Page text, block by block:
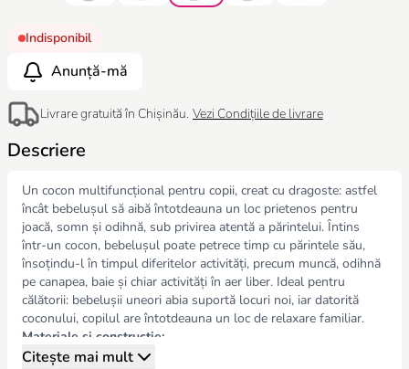
Indisponibil
Anunță-mă
Livrare gratuită în Chișinău. Vezi Condițiile de livrare
Descriere
Un cocon multifuncțional pentru copii, creat cu dragoste: astfel
încât bebelușul să aibă întotdeauna un loc prietenos pentru
joacă, somn și odihnă, sub privirea atentă a părintelui. Întins
într-un cocon, bebelușul poate petrece timp cu părintele său,
însoțindu-l în timpul diferitelor activități, precum muncă, odihnă
pe canapea, baie și chiar activități în aer liber. Ideal pentru
călătorii: bebelușii uneori abia suportă locuri noi, iar datorită
coconului, copilul are întotdeauna un loc de relaxare familiar.
Materiale și construcție:
Partea interioară a lateralei și a fundului: bumbac respirabil.
Citește mai mult